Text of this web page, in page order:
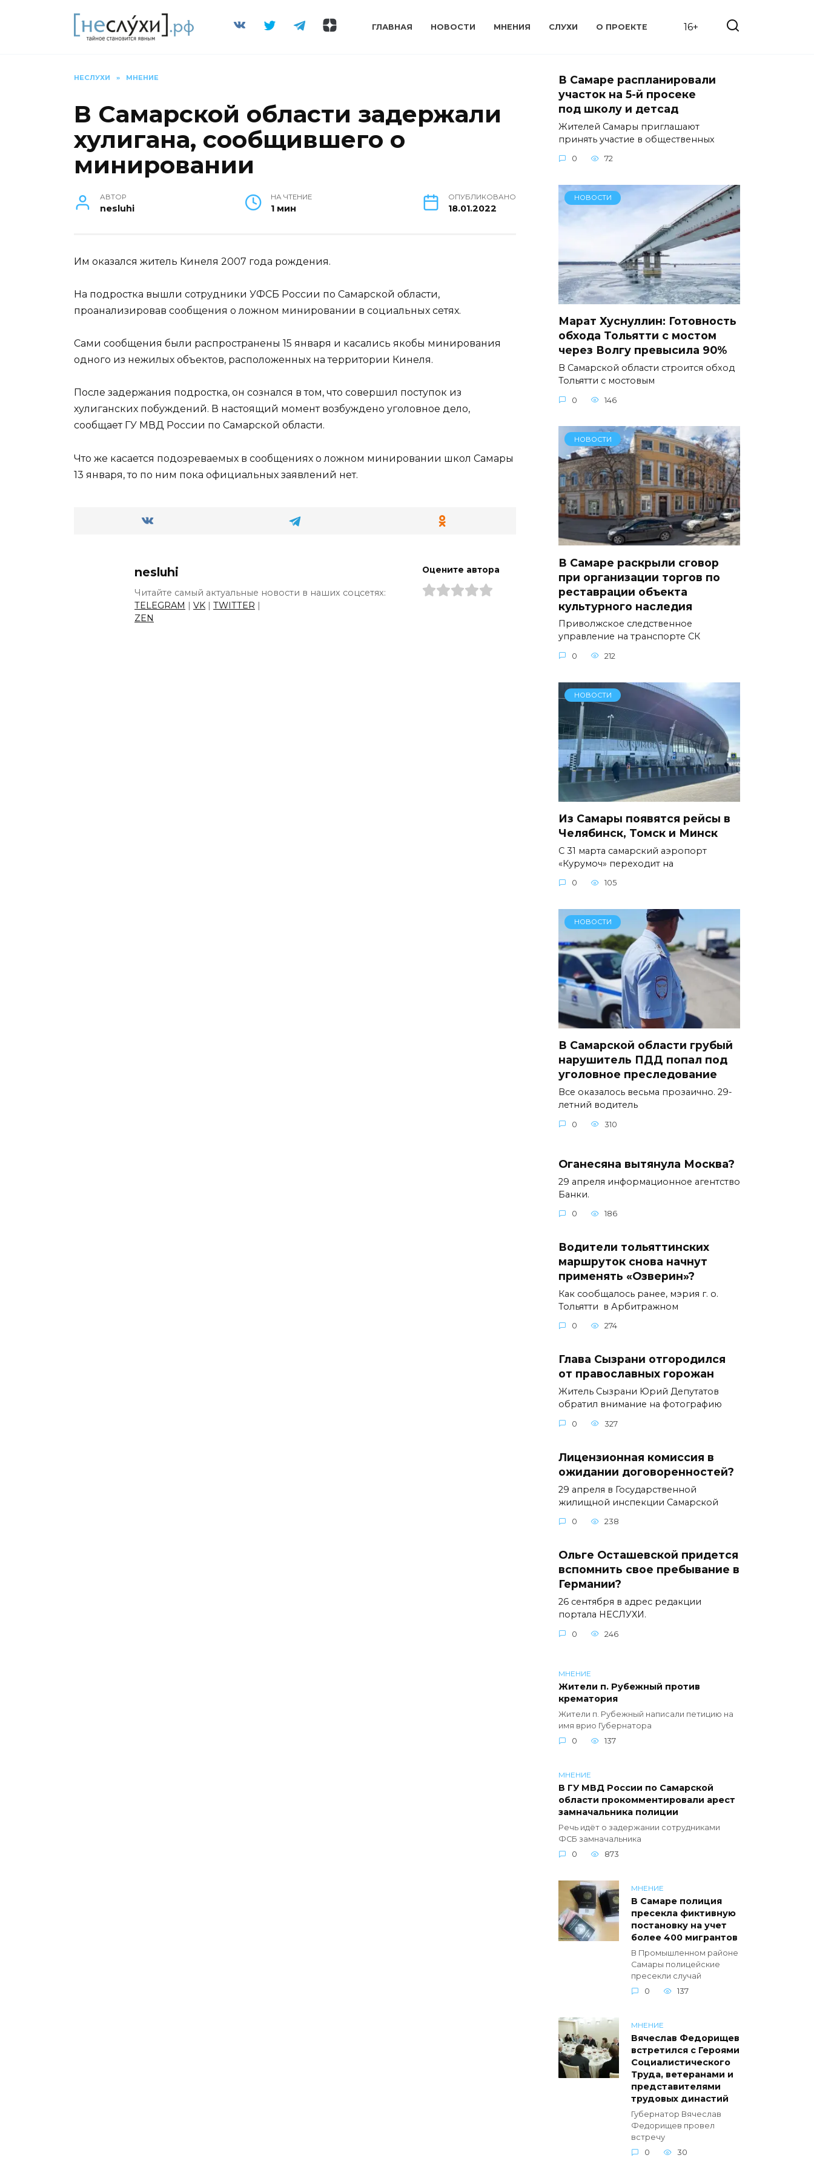
ГЛАВНАЯ НОВОСТИ МНЕНИЯ СЛУХИ О ПРОЕКТЕ 16+
НЕСЛУХИ » МНЕНИЕ
В Самарской области задержали
хулигана, сообщившего о
минировании
АВТОР
nesluhi
НА ЧТЕНИЕ
1 мин
ОПУБЛИКОВАНО
18.01.2022
Им оказался житель Кинеля 2007 года рождения.
На подростка вышли сотрудники УФСБ России по Самарской области,
проанализировав сообщения о ложном минировании в социальных сетях.
Сами сообщения были распространены 15 января и касались якобы минирования
одного из нежилых объектов, расположенных на территории Кинеля.
После задержания подростка, он сознался в том, что совершил поступок из
хулиганских побуждений. В настоящий момент возбуждено уголовное дело,
сообщает ГУ МВД России по Самарской области.
Что же касается подозреваемых в сообщениях о ложном минировании школ Самары
13 января, то по ним пока официальных заявлений нет.
nesluhi
Читайте самый актуальные новости в наших соцсетях:
TELEGRAM | VK | TWITTER |
ZEN
Оцените автора
В Самаре распланировали
участок на 5-й просеке
под школу и детсад
Жителей Самары приглашают
принять участие в общественных
0 72
НОВОСТИ
Марат Хуснуллин: Готовность
обхода Тольятти с мостом
через Волгу превысила 90%
В Самарской области строится обход
Тольятти с мостовым
0 146
НОВОСТИ
В Самаре раскрыли сговор
при организации торгов по
реставрации объекта
культурного наследия
Приволжское следственное
управление на транспорте СК
0 212
НОВОСТИ
Из Самары появятся рейсы в
Челябинск, Томск и Минск
C 31 марта самарский аэропорт
«Курумоч» переходит на
0 105
НОВОСТИ
В Самарской области грубый
нарушитель ПДД попал под
уголовное преследование
Все оказалось весьма прозаично. 29-
летний водитель
0 310
Оганесяна вытянула Москва?
29 апреля информационное агентство
Банки.
0 186
Водители тольяттинских
маршруток снова начнут
применять «Озверин»?
Как сообщалось ранее, мэрия г. о.
Тольятти в Арбитражном
0 274
Глава Сызрани отгородился
от православных горожан
Житель Сызрани Юрий Депутатов
обратил внимание на фотографию
0 327
Лицензионная комиссия в
ожидании договоренностей?
29 апреля в Государственной
жилищной инспекции Самарской
0 238
Ольге Осташевской придется
вспомнить свое пребывание в
Германии?
26 сентября в адрес редакции
портала НЕСЛУХИ.
0 246
МНЕНИЕ
Жители п. Рубежный против
крематория
Жители п. Рубежный написали петицию на
имя врио Губернатора
0
137
МНЕНИЕ
В ГУ МВД России по Самарской
области прокомментировали арест
замначальника полиции
Речь идёт о задержании сотрудниками
ФСБ замначальника
0
873
МНЕНИЕ
В Самаре полиция
пресекла фиктивную
постановку на учет
более 400 мигрантов
В Промышленном районе
Самары полицейские
пресекли случай
0
137
МНЕНИЕ
Вячеслав Федорищев
встретился с Героями
Социалистического
Труда, ветеранами и
представителями
трудовых династий
Губернатор Вячеслав
Федорищев провел
встречу
0
30